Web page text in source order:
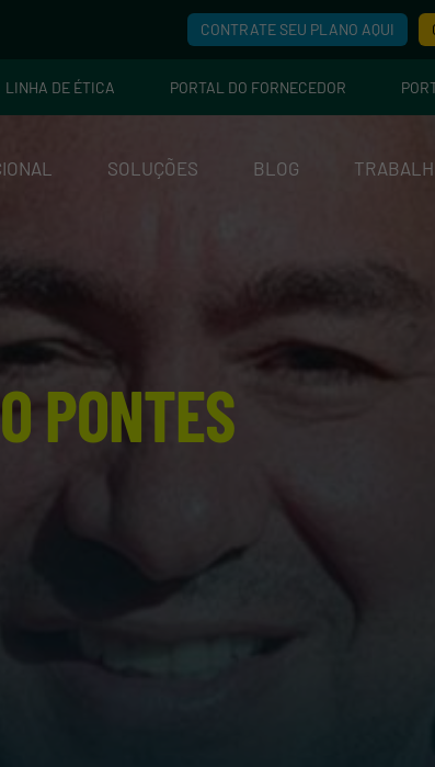
CONTRATE SEU PLANO AQUI
LINHA DE ÉTICA PORTAL DO FORNECEDOR
SOLUÇÕES BLOG
PONTES